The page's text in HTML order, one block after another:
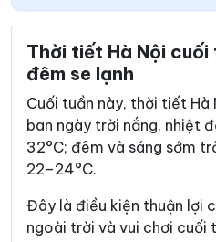
Thời tiết Hà Nội
đêm se lạnh
Cuối tuần này, thời tiết
ban ngày trời nắng, nhiệt
32°C; đêm và sáng sớm
22–24°C.
Đây là điều kiện thuận lợi
ngoài trời và vui chơi cuối